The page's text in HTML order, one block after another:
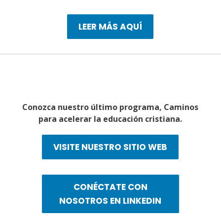
LEER MÁS AQUÍ
Conozca nuestro último programa, Caminos
para acelerar la educación cristiana.
VISITE NUESTRO SITIO WEB
CONÉCTATE CON
NOSOTROS EN LINKEDIN